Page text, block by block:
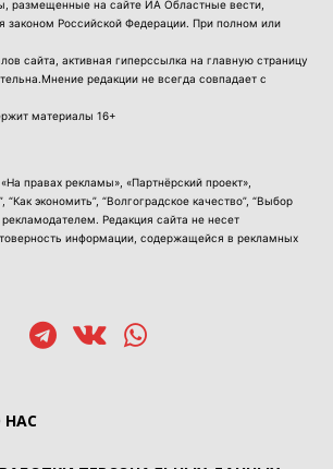
размещенные на сайте ИА Областные вести,
законом Российской Федерации. При полном или
сайта, активная гиперссылка на главную страницу
редакции не всегда совпадает с
материалы 16+
правах рекламы», «Партнёрский проект»,
“Как экономить”, “Волгоградское качество”, “Выбор
Редакция сайта не несет
информации, содержащейся в рекламных
НАС